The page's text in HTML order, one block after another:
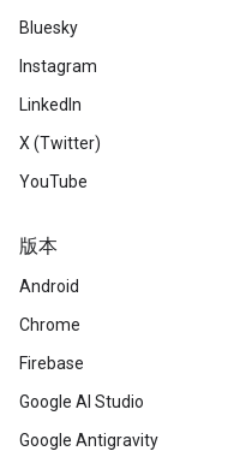
Bluesky
Instagram
LinkedIn
X (Twitter)
YouTube
版本
Android
Chrome
Firebase
Google AI Studio
Google Antigravity